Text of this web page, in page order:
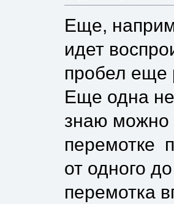
Еще,
идет
пробел еще
Еще одна
знаю можно
перемотке
от одного
перемотка